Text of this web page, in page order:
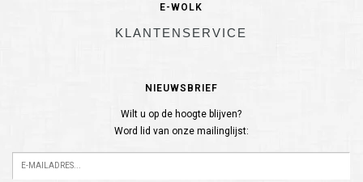
E-WOLK
KLANTENSERVICE
NIEUWSBRIEF
Wilt u op de hoogte blijven?
Word lid van onze mailinglijst: